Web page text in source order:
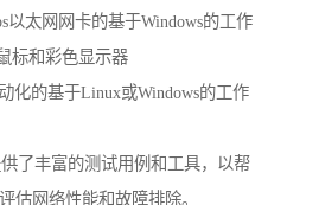
以太网网卡的基于Windows的工作
标和彩色显示器
化的基于Linux或Windows的工作
了丰富的测试用例和工具，以帮
估网络性能和故障排除。